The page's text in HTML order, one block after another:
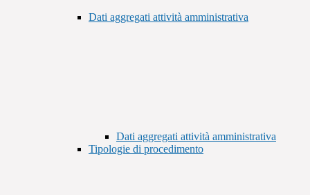
Dati aggregati attività amministrativa
Dati aggregati attività amministrativa
Tipologie di procedimento